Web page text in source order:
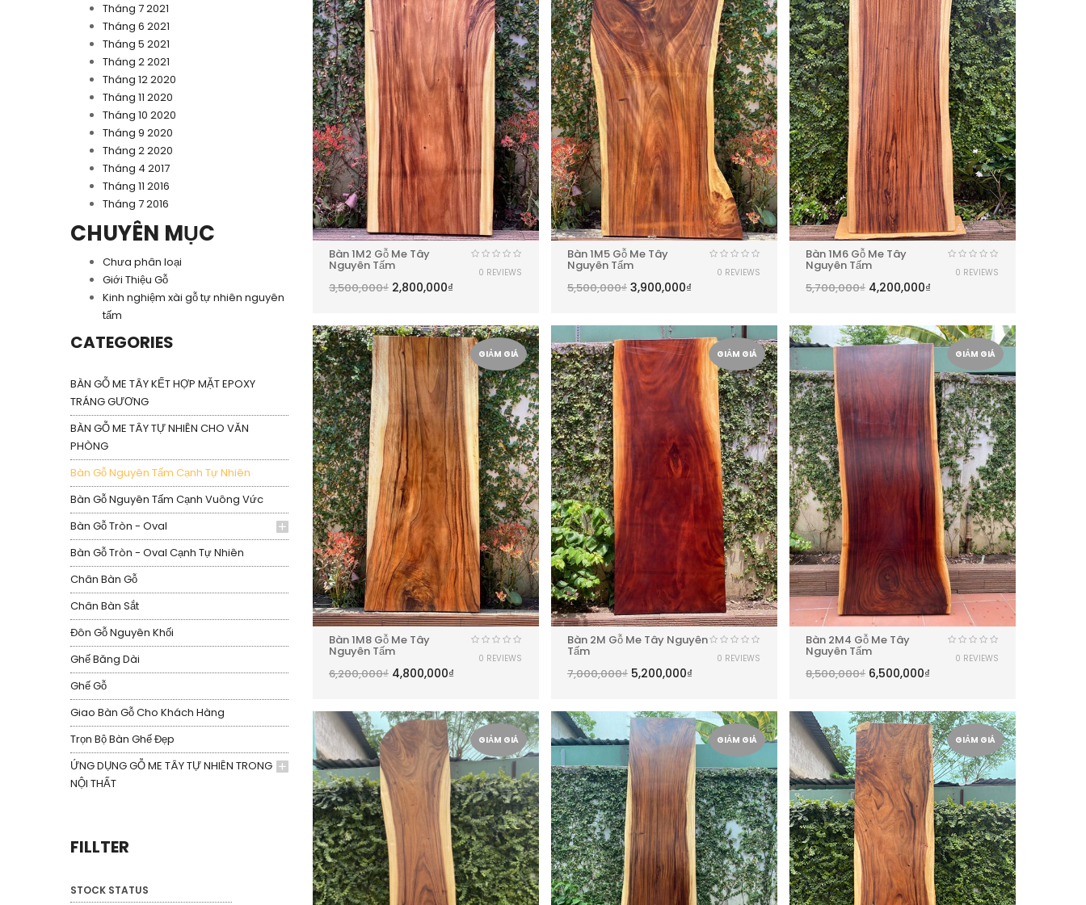
Tháng 7 2021
Tháng 6 2021
Tháng 5 2021
Tháng 2 2021
Tháng 12 2020
Tháng 11 2020
Tháng 10 2020
Tháng 9 2020
Tháng 2 2020
Tháng 4 2017
Tháng 11 2016
Tháng 7 2016
CHUYÊN MỤC
Chưa phân loại
Giới Thiệu Gỗ
Kinh nghiệm xài gỗ tự nhiên nguyên
tấm
CATEGORIES
BÀN GỖ ME TÂY KẾT HỢP MẶT EPOXY
TRÁNG GƯƠNG
BÀN GỖ ME TÂY TỰ NHIÊN CHO VĂN
PHÒNG
Bàn Gỗ Nguyên Tấm Cạnh Tự Nhiên
Bàn Gỗ Nguyên Tấm Cạnh Vuông Vức
Bàn Gỗ Tròn - Oval
Bàn Gỗ Tròn - Oval Cạnh Tự Nhiên
Chân Bàn Gỗ
Chân Bàn Sắt
Đôn Gỗ Nguyên Khối
Ghế Băng Dài
Ghế Gỗ
Giao Bàn Gỗ Cho Khách Hàng
Trọn Bộ Bàn Ghế Đẹp
ỨNG DỤNG GỖ ME TÂY TỰ NHIÊN TRONG
NỘI THẤT
FILLTER
STOCK STATUS
Bàn 1M2 Gỗ Me Tây
Nguyên Tấm
3,500,000₫ 2,800,000₫
0 REVIEWS
Bàn 1M5 Gỗ Me Tây
Nguyên Tấm
5,500,000₫ 3,900,000₫
0 REVIEWS
Bàn 1M6 Gỗ Me Tây
Nguyên Tấm
5,700,000₫ 4,200,000₫
0 REVIEWS
GIẢM GIÁ
Bàn 1M8 Gỗ Me Tây
Nguyên Tấm
6,200,000₫ 4,800,000₫
0 REVIEWS
GIẢM GIÁ
Bàn 2M Gỗ Me Tây Nguyên
Tấm
7,000,000₫ 5,200,000₫
0 REVIEWS
GIẢM GIÁ
Bàn 2M4 Gỗ Me Tây
Nguyên Tấm
8,500,000₫ 6,500,000₫
0 REVIEWS
GIẢM GIÁ GIẢM GIÁ GIẢM GIÁ